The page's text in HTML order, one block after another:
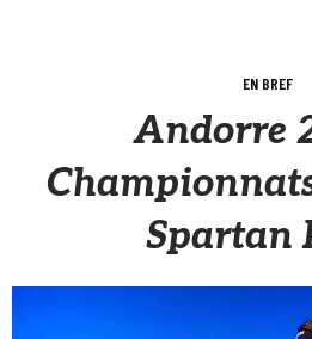
EN BREF
Andorre
Spartan